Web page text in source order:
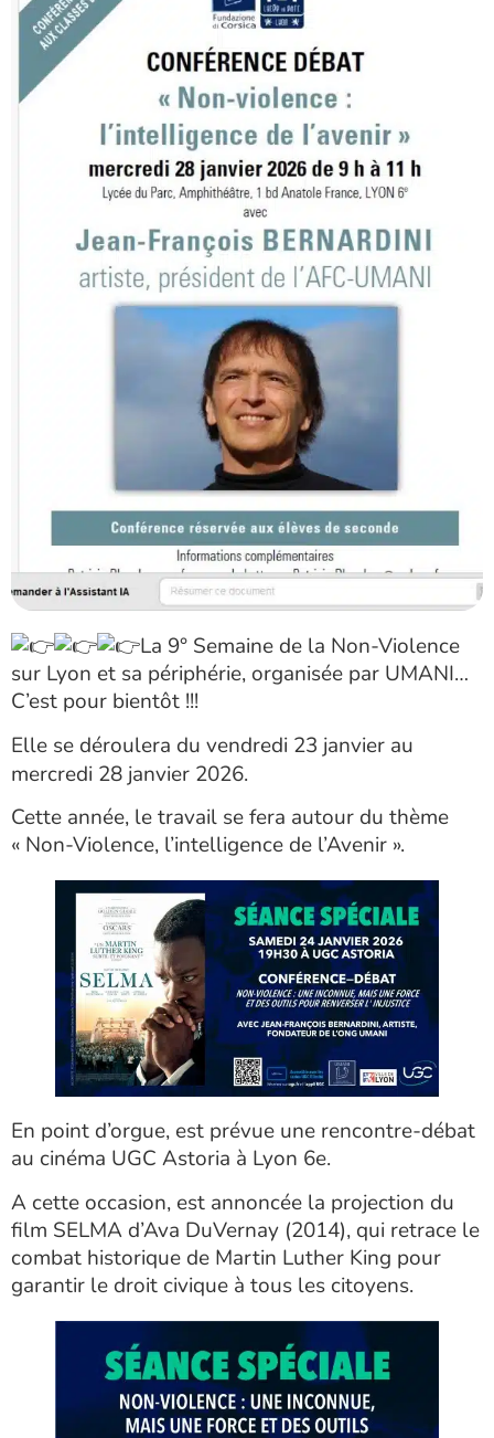
La 9° Semaine de la Non-Violence
sur Lyon et sa périphérie, organisée par UMANI…
C’est pour bientôt !!!
Elle se déroulera du vendredi 23 janvier au
mercredi 28 janvier 2026.
Cette année, le travail se fera autour du thème
« Non-Violence, l’intelligence de l’Avenir ».
En point d’orgue, est prévue une rencontre-débat
au cinéma UGC Astoria à Lyon 6e.
A cette occasion, est annoncée la projection du
film SELMA d’Ava DuVernay (2014), qui retrace le
combat historique de Martin Luther King pour
garantir le droit civique à tous les citoyens.